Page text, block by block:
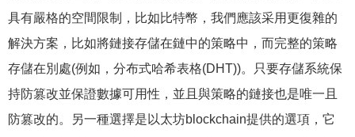
具有嚴格的空間限制，比如比特幣，我們應該采用更復雜的
解決方案，比如將鏈接存儲在鏈中的策略中，而完整的策略
存儲在別處(例如，分布式哈希表格(DHT))。只要存儲系統保
持防篡改並保證數據可用性，並且與策略的鏈接也是唯一且
防篡改的。另一種選擇是以太坊blockchain提供的選項，它